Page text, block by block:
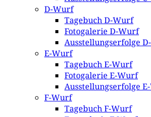
D-Wurf
Tagebuch D-Wurf
Fotogalerie D-Wurf
Ausstellungserfolge
E-Wurf
Tagebuch E-Wurf
Fotogalerie E-Wurf
Ausstellungserfolge
F-Wurf
Tagebuch F-Wurf